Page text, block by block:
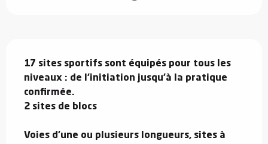
17 sites sportifs sont équipés pour tous les
niveaux : de l’initiation jusqu’à la pratique
confirmée.
2 sites de blocs
Voies d’une ou plusieurs longueurs, sites à